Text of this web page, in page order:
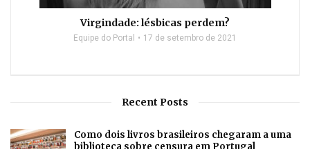
Virgindade: lésbicas perdem?
Equipe do Portal 17 de setembro de 2021
Recent Posts
Como dois livros brasileiros chegaram a uma
biblioteca sobre censura em Portugal